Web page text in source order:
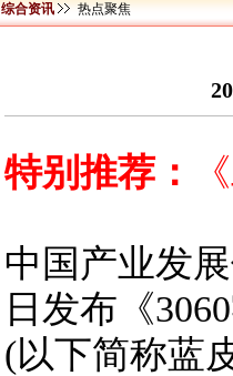
综合资讯 热点聚焦
特别推荐：
中国产业发
日发布《
(以下简称蓝